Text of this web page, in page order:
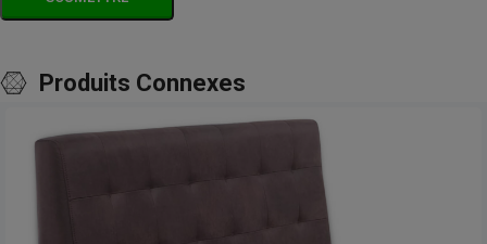
Produits Connexes